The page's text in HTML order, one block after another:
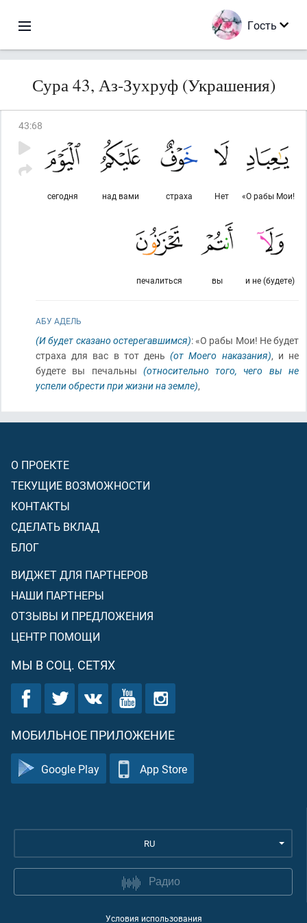
Гость
Сура 43, Аз-Зухруф (Украшения)
43:68
«О рабы Мои!
Нет
страха
над вами
сегодня
и не (будете)
вы
печалиться
АБУ АДЕЛЬ
(И будет сказано остерегавшимся): «О рабы Мои! Не будет
страха для вас в тот день(от Моего наказания), и не
будете вы печальны (относительно того, чего вы не
успели обрести при жизни на земле),
О ПРОЕКТЕ
ТЕКУЩИЕ ВОЗМОЖНОСТИ
КОНТАКТЫ
СДЕЛАТЬ ВКЛАД
БЛОГ
ВИДЖЕТ ДЛЯ ПАРТНЕРОВ
НАШИ ПАРТНЕРЫ
ОТЗЫВЫ И ПРЕДЛОЖЕНИЯ
ЦЕНТР ПОМОЩИ
МЫ В СОЦ. СЕТЯХ
МОБИЛЬНОЕ ПРИЛОЖЕНИЕ
Google Play App Store
RU
Радио
Условия использования